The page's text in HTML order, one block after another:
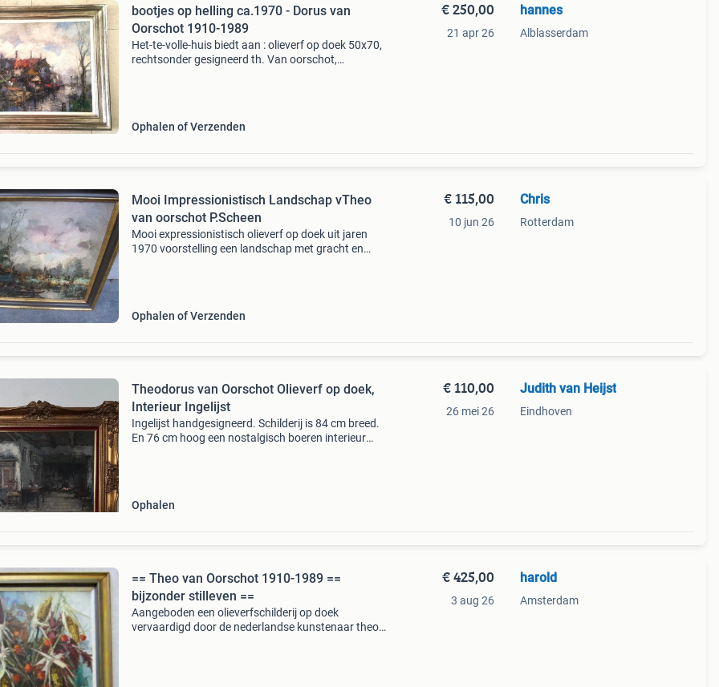
bootjes op helling ca.1970 - Dorus van
Oorschot 1910-1989
Het-te-volle-huis biedt aan : olieverf op doek 50x70,
rechtsonder gesigneerd th. Van oorschot,
Ophalen of Verzenden
€ 250,00
21 apr 26
hannes
Alblasserdam
Mooi Impressionistisch Landschap vTheo
van oorschot P.Scheen
Mooi expressionistisch olieverf op doek uit jaren
1970 voorstelling een landschap met gracht en
Ophalen of Verzenden
€ 115,00
10 jun 26
Chris
Rotterdam
Theodorus van Oorschot Olieverf op doek,
Interieur Ingelijst
Ingelijst handgesigneerd. Schilderij is 84 cm breed.
En 76 cm hoog een nostalgisch boeren interieur
Ophalen
€ 110,00
26 mei 26
Judith van Heijst
Eindhoven
== Theo van Oorschot 1910-1989 ==
bijzonder stilleven ==
Aangeboden een olieverfschilderij op doek
vervaardigd door de nederlandse kunstenaar theo
€ 425,00
3 aug 26
harold
Amsterdam